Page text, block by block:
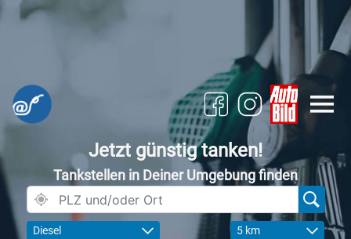
Jetzt günstig tanken!
Tankstellen in Deiner Umgebung finden
Diesel 5 km